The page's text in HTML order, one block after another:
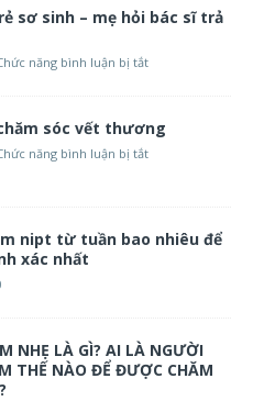
sơ sinh – mẹ hỏi bác sĩ trả
năng bình luận bị tắt
sóc vết thương
năng bình luận bị tắt
nipt từ tuần bao nhiêu để
xác nhất
NHẸ LÀ GÌ? AI LÀ NGƯỜI
THẾ NÀO ĐỂ ĐƯỢC CHĂM